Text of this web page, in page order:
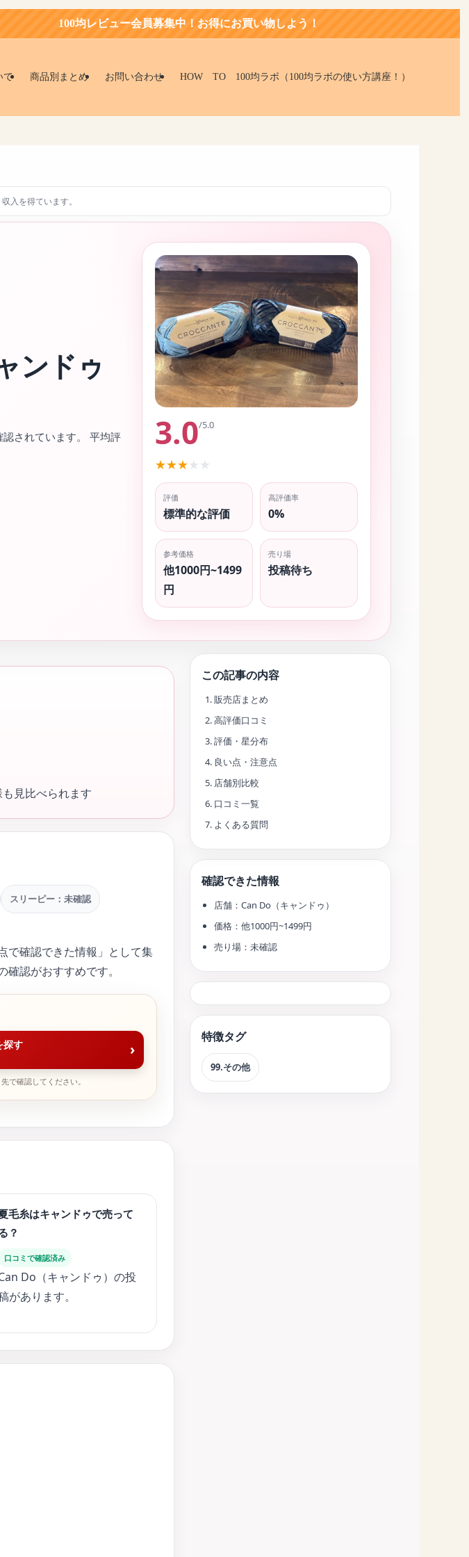
均レビュー会員募集中！お得にお買い物しよう！
て 商品別まとめ お問い合わせ HOW TO 100均ラボ（100均ラボの使い方講座！）
入を得ています。
ンドゥ
されています。 平均評
3.0/5.0
★★★★ ★
評価
標準的な評価
高評価率
0%
参考価格
他1000円~1499
円
売り場
投稿待ち
見比べられます
スリーピー：未確認
で確認できた情報」として集
認がおすすめです。
探す ›
で確認してください。
毛糸はキャンドゥで売って
？
口コミで確認済み
Do（キャンドゥ）の投
があります。
この記事の内容
販売店まとめ
高評価口コミ
評価・星分布
良い点・注意点
店舗別比較
口コミ一覧
よくある質問
確認できた情報
店舗：Can Do（キャンドゥ）
価格：他1000円~1499円
売り場：未確認
特徴タグ
99.その他